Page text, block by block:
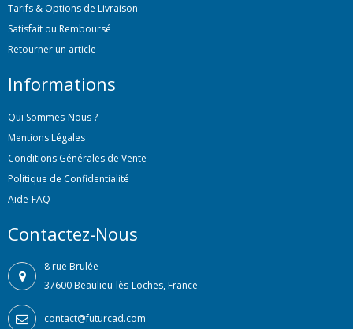
Tarifs & Options de Livraison
Satisfait ou Remboursé
Retourner un article
Informations
Qui Sommes-Nous ?
Mentions Légales
Conditions Générales de Vente
Politique de Confidentialité
Aide-FAQ
Contactez-Nous
8 rue Brulée
37600 Beaulieu-lès-Loches, France
contact@futurcad.com